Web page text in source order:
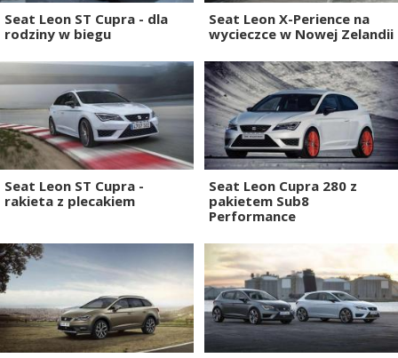
Seat Leon ST Cupra - dla
rodziny w biegu
Seat Leon X-Perience na
wycieczce w Nowej Zelandii
Seat Leon ST Cupra -
rakieta z plecakiem
Seat Leon Cupra 280 z
pakietem Sub8
Performance